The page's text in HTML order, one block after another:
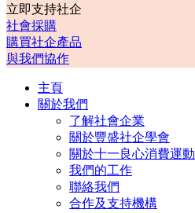
立即支持社企
社會採購
購買社企產品
與我們協作
主頁
關於我們
了解社會企業
關於豐盛社企學會
關於十一良心消費運動
我們的工作
聯絡我們
合作及支持機構